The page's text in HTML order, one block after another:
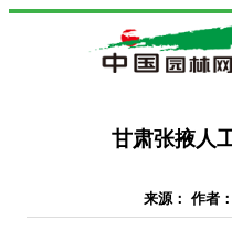
甘肃张掖人
来源： 作者